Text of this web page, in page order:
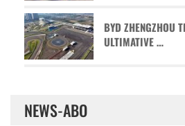
BYD ZHENGZHOU
ULTIMATIVE …
NEWS-ABO